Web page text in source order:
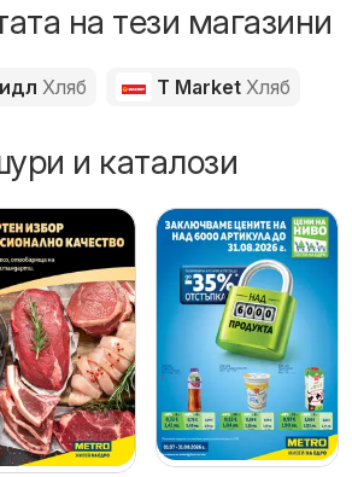
на тези магазини
Хляб T MarketХляб
и каталози